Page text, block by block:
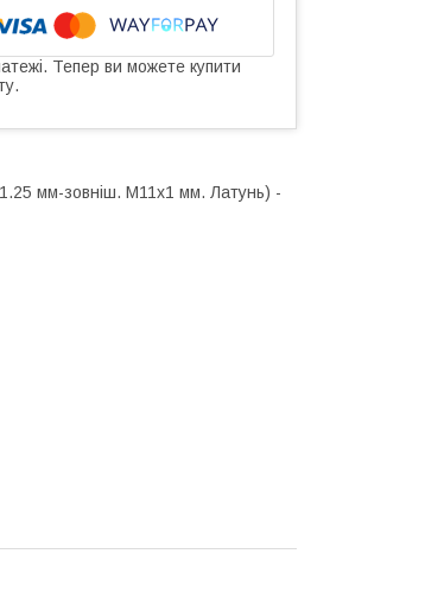
Тепер ви можете купити
мм-зовніш. М11x1 мм. Латунь) -